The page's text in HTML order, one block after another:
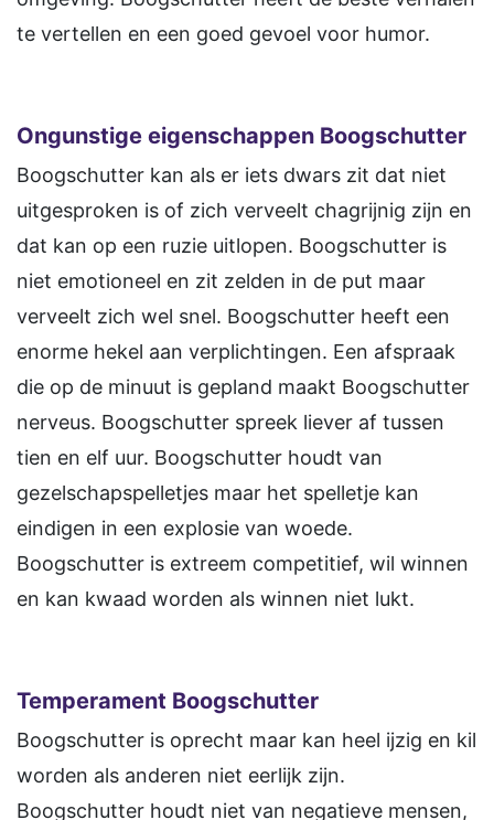
te vertellen en een goed gevoel voor humor.
Ongunstige eigenschappen Boogschutter
Boogschutter kan als er iets dwars zit dat niet
uitgesproken is of zich verveelt chagrijnig zijn en
dat kan op een ruzie uitlopen. Boogschutter is
niet emotioneel en zit zelden in de put maar
verveelt zich wel snel. Boogschutter heeft een
enorme hekel aan verplichtingen. Een afspraak
die op de minuut is gepland maakt Boogschutter
nerveus. Boogschutter spreek liever af tussen
tien en elf uur. Boogschutter houdt van
gezelschapspelletjes maar het spelletje kan
eindigen in een explosie van woede.
Boogschutter is extreem competitief, wil winnen
en kan kwaad worden als winnen niet lukt.
Temperament Boogschutter
Boogschutter is oprecht maar kan heel ijzig en kil
worden als anderen niet eerlijk zijn.
Boogschutter houdt niet van negatieve mensen,